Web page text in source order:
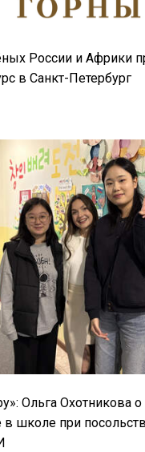
России и Африки
в Санкт-Петербург
Ольга Охотникова
в школе при